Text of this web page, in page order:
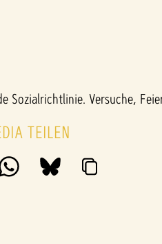
Versuche,
TEILEN